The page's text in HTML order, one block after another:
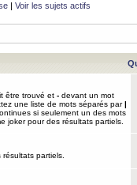
| Voir les sujets actifs
être trouvé et - devant un mot
une liste de mots séparés par|
si seulement un des mots
joker pour des résultats partiels.
partiels.